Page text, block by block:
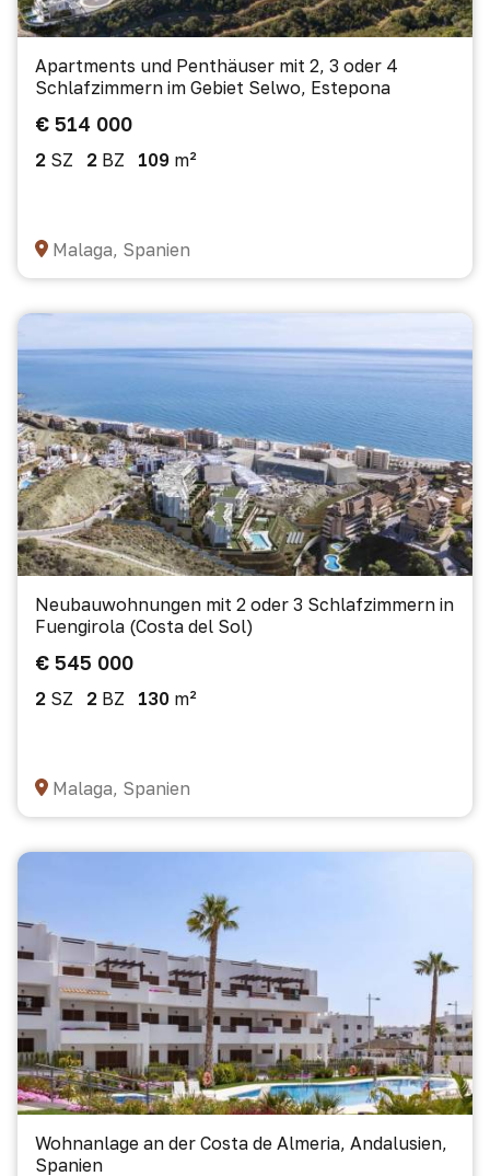
Apartments und Penthäuser mit 2, 3 oder 4
Schlafzimmern im Gebiet Selwo, Estepona
€ 514 000
2 SZ 2 BZ 109 m²
Malaga, Spanien
Neubauwohnungen mit 2 oder 3 Schlafzimmern in
Fuengirola (Costa del Sol)
€ 545 000
2 SZ 2 BZ 130 m²
Malaga, Spanien
Wohnanlage an der Costa de Almeria, Andalusien,
Spanien